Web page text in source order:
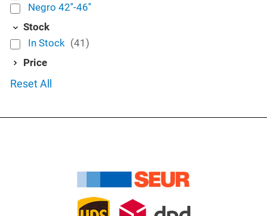
Negro 42''-46''
Stock
In Stock (41)
Price
Reset All